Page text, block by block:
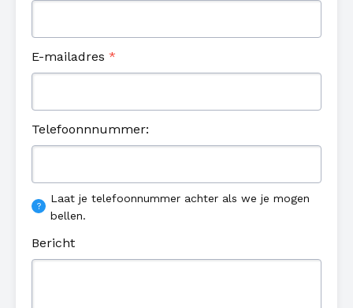
E-mailadres *
Telefoonnnummer:
Laat je telefoonnummer achter als we je mogen
bellen.
Bericht